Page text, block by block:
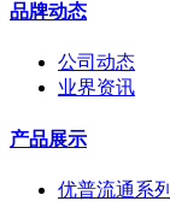
品牌动态
公司动态
业界资讯
产品展示
优普流通系列